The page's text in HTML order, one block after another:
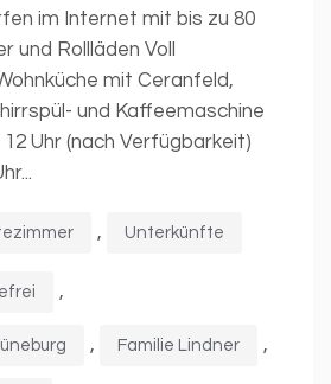
im Internet mit bis zu 80
und Rollläden Voll
mit Ceranfeld,
und Kaffeemaschine
Uhr (nach Verfügbarkeit)
, Unterkünfte
,
, Familie Lindner ,